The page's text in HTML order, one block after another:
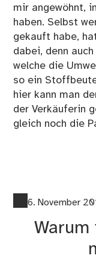
mir angewöhnt,
haben. Selbst
gekauft habe,
dabei, denn
welche die
so ein
hier kann man
der Verkäuferin
gleich noch die
6. November
Warum